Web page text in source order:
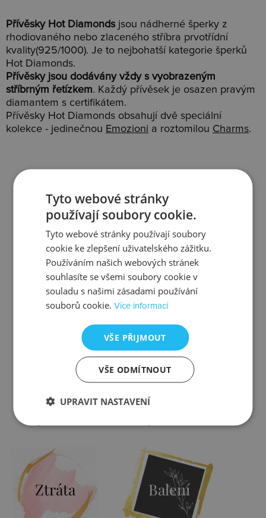
Přívěsky Hot Diamonds jsou nádherné šperky z
rhodiovaného nebo zlaceného stříbra prvotřídní
kvality(925/1000). Je to nejbohatší kategorie šperků
Hot Diamonds.
Přívěsky jsou dodávány vždy s vyobrazeným
stříbrným řetízkem. Každý přívěsek je osazen pravým
diamantem s certifikátem.
Přívěsky Hot Diamonds obsahují dvě speciální
kolekce - jedinečnou Emozioni a roztomilou Charms.
Slevy
Zjistit více
Doprava
Zjistit více
Kontrola Výměna
Ztráta Balení
Tyto webové stránky
používají soubory cookie.
Tyto webové stránky používají soubory
cookie ke zlepšení uživatelského zážitku.
Používáním našich webových stránek
souhlasíte se všemi soubory cookie v
souladu s našimi zásadami používání
souborů cookie.Více informací
VŠE PŘIJMOUT
VŠE ODMÍTNOUT
UPRAVIT NASTAVENÍ